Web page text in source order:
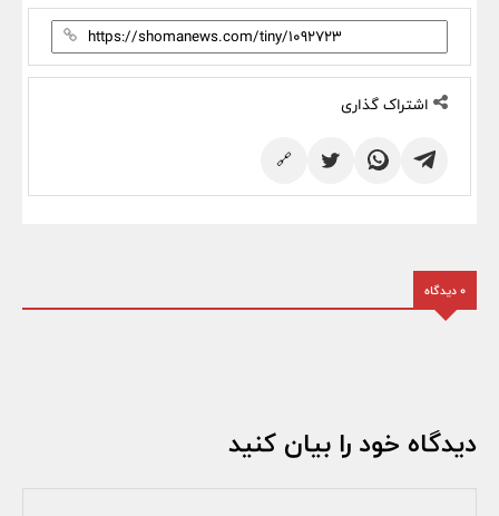
اشتراک گذاری
🔗
0 دیدگاه
دیدگاه خود را بیان کنید